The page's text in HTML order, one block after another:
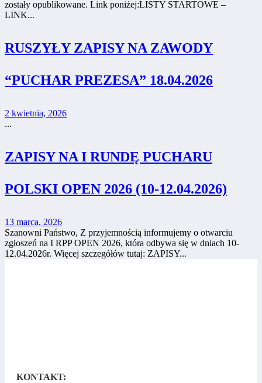
zostały opublikowane. Link poniżej:LISTY STARTOWE –
LINK...
RUSZYŁY ZAPISY NA ZAWODY
“PUCHAR PREZESA” 18.04.2026
2 kwietnia, 2026
...
ZAPISY NA I RUNDĘ PUCHARU
POLSKI OPEN 2026 (10-12.04.2026)
13 marca, 2026
Szanowni Państwo, Z przyjemnością informujemy o otwarciu
zgłoszeń na I RPP OPEN 2026, która odbywa się w dniach 10-
12.04.2026r. Więcej szczegółów tutaj: ZAPISY...
KONTAKT: